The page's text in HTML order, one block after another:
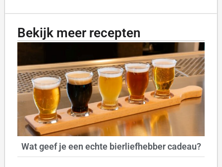
Bekijk meer recepten
Wat geef je een echte bierliefhebber cadeau?